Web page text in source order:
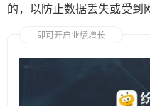
的，以防止数据丢失或受到
即可开启业绩增长